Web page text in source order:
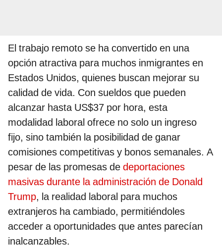
El trabajo remoto se ha convertido en una
opción atractiva para muchos inmigrantes en
Estados Unidos, quienes buscan mejorar su
calidad de vida. Con sueldos que pueden
alcanzar hasta US$37 por hora, esta
modalidad laboral ofrece no solo un ingreso
fijo, sino también la posibilidad de ganar
comisiones competitivas y bonos semanales. A
pesar de las promesas de deportaciones
masivas durante la administración de Donald
Trump, la realidad laboral para muchos
extranjeros ha cambiado, permitiéndoles
acceder a oportunidades que antes parecían
inalcanzables.